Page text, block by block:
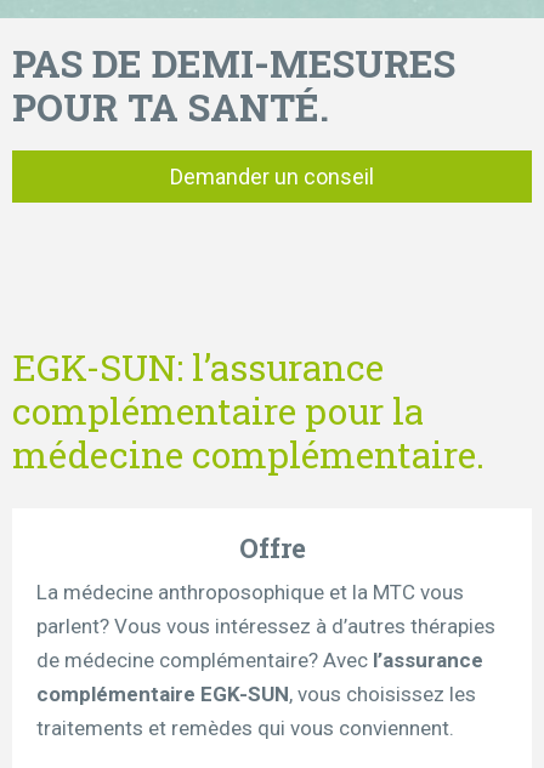
PAS DE DEMI-MESURES
POUR TA SANTÉ.
Demander un conseil
EGK-SUN: l’assurance
complémentaire pour la
médecine complémentaire.
Offre
La médecine anthroposophique et la MTC vous
parlent? Vous vous intéressez à d’autres thérapies
de médecine complémentaire? Avec l’assurance
complémentaire EGK-SUN, vous choisissez les
traitements et remèdes qui vous conviennent.